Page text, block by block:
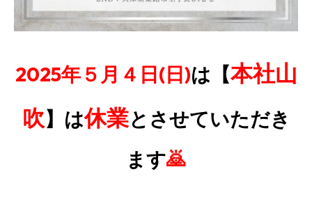
2025年５月４日(日)は【本社山
吹】 は休業とさせていただき
ます🙇